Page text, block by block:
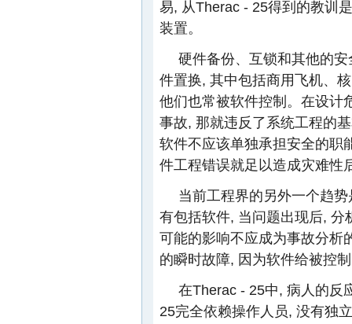
易, 从Therac - 25得到的教训
装置。
硬件备份、互锁和其他的
件置换, 其中包括商用飞机、
他们也常被软件控制。在设计
事故, 那就违反了系统工程的
软件不应该单独承担安全的职
件工程错误就足以造成灾难性
当前工程界的另外一个趋
有包括软件, 当问题出现后,
可能的影响不应成为事故分析
的瞬时故障, 因为软件给被控
在Therac - 25中, 病人的反
25完全依赖操作人员, 没有独